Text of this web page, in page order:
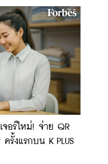
อร์ใหม่! จ่าย QR
รั้งแรกบน K PLUS